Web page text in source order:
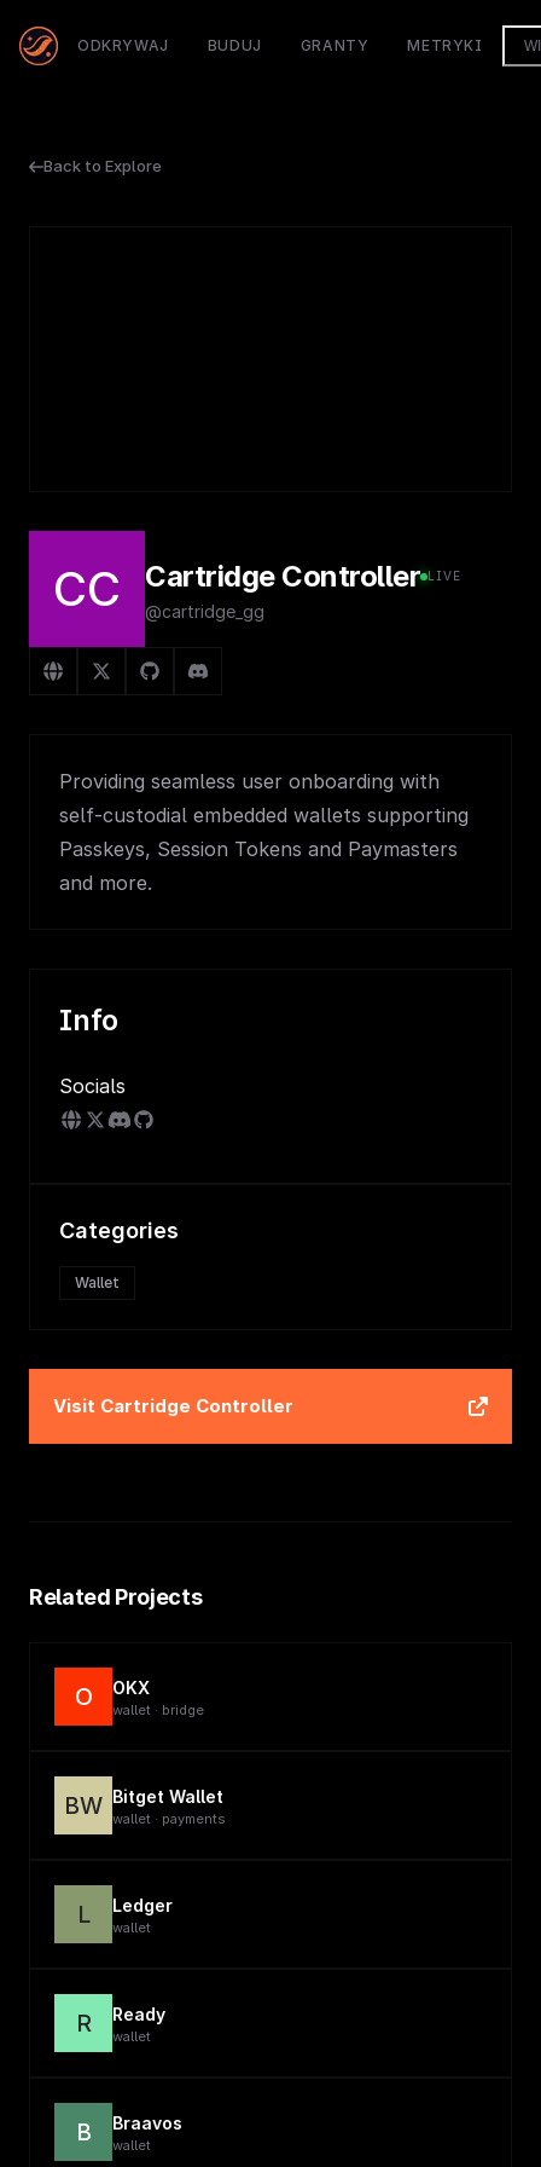
ODKRYWAJ BUDUJ GRANTY METRYKI
Back to Explore
CC Cartridge Controller LIVE
@cartridge_gg
Providing seamless user onboarding with
self-custodial embedded wallets supporting
Passkeys, Session Tokens and Paymasters
and more.
Info
Socials
Categories
Wallet
Visit Cartridge Controller
Related Projects
O OKX
wallet · bridge
BW Bitget Wallet
wallet · payments
L Ledger
wallet
R Ready
wallet
B Braavos
wallet